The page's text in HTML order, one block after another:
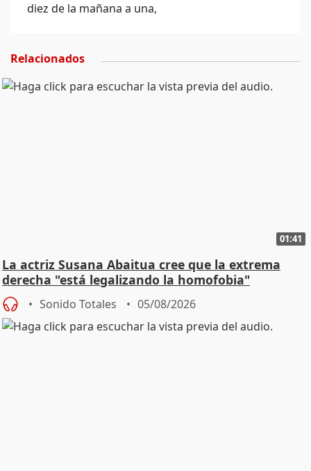
diez de la mañana a una,
Relacionados
01:41
La actriz Susana Abaitua cree que la extrema
derecha "está legalizando la homofobia"
Sonido Totales 05/08/2026